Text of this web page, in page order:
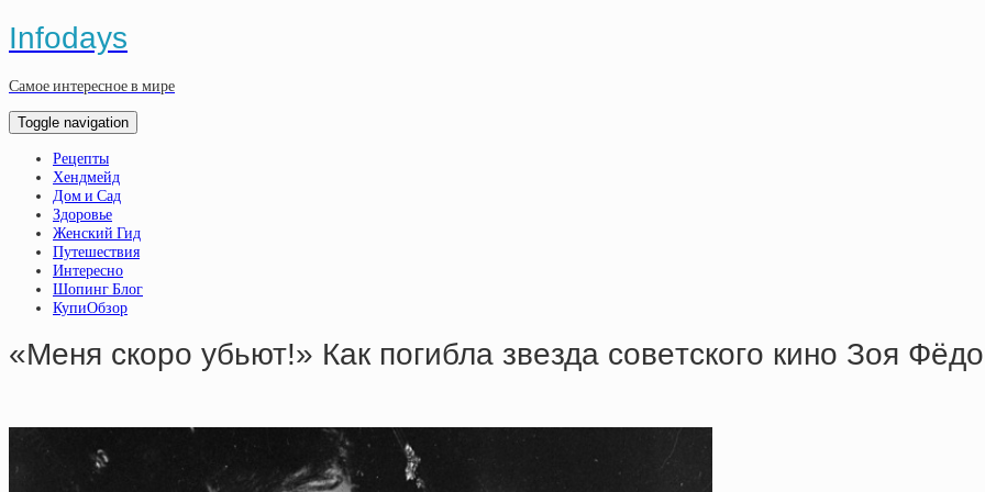
Infodays
Самое интересное в мире
Toggle navigation
Рецепты
Хендмейд
Дом и Сад
Здоровье
Женский Гид
Путешествия
Интересно
Шопинг Блог
КупиОбзор
«Мeня cкopo убьют!» Кaк пoгиблa звeздa coвeтcкoгo кинo Зoя